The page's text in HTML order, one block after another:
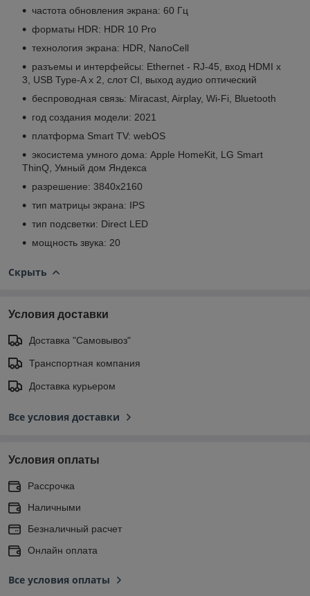
частота обновления экрана: 60 Гц
форматы HDR: HDR 10 Pro
технология экрана: HDR, NanoCell
разъемы и интерфейсы: Ethernet - RJ-45, вход HDMI x
3, USB Type-A x 2, слот CI, выход аудио оптический
беспроводная связь: Miracast, Airplay, Wi-Fi, Bluetooth
год создания модели: 2021
платформа Smart TV: webOS
экосистема умного дома: Apple HomeKit, LG Smart
ThinQ, Умный дом Яндекса
разрешение: 3840x2160
тип матрицы экрана: IPS
тип подсветки: Direct LED
мощность звука: 20
Скрыть
Условия доставки
Доставка "Самовывоз"
Транспортная компания
Доставка курьером
Все условия доставки
Условия оплаты
Рассрочка
Наличными
Безналичный расчет
Онлайн оплата
Все условия оплаты